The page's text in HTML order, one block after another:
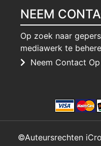
NEEM
Op zoek naar
mediawerk te
Neem Contact Op
©Auteursrechten